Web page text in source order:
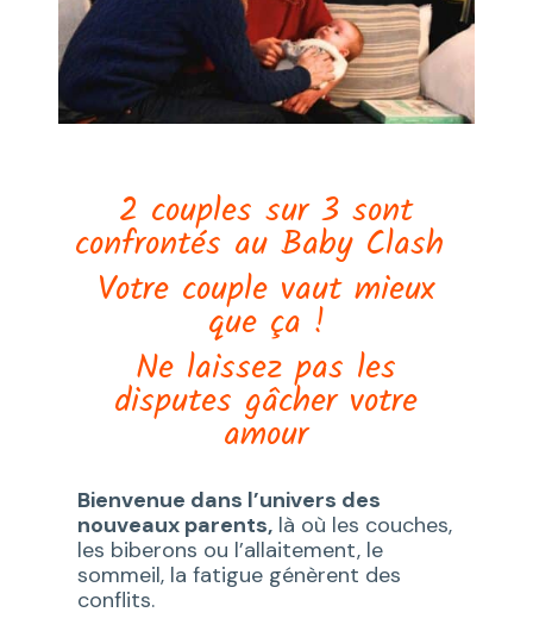
2 couples sur 3 sont
confrontés au Baby Clash
Votre couple vaut mieux
que ça !
Ne laissez pas les
disputes gâcher votre
amour
Bienvenue dans l’univers des
nouveaux parents,là où les couches,
les biberons ou l’allaitement, le
sommeil, la fatigue génèrent des
conflits.